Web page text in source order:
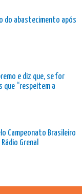
do abastecimento após
e diz que, se for
que “respeitem a
Campeonato Brasileiro
Grenal